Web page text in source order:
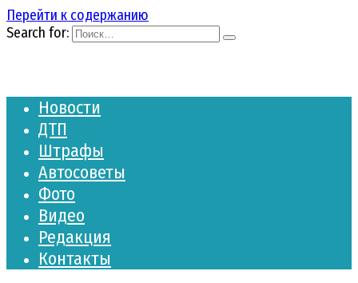
Перейти к содержанию
Search for:
Новости
ДТП
Штрафы
Автосоветы
Фото
Видео
Редакция
Контакты